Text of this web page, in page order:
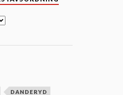
e
DANDERYD